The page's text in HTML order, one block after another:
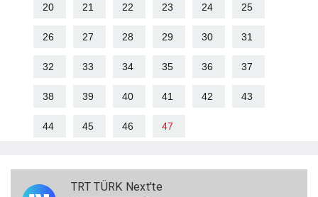
20 21 22 23 24 25
26 27 28 29 30 31
32 33 34 35 36 37
38 39 40 41 42 43
44 45 46 47
TRT TÜRK Next'te